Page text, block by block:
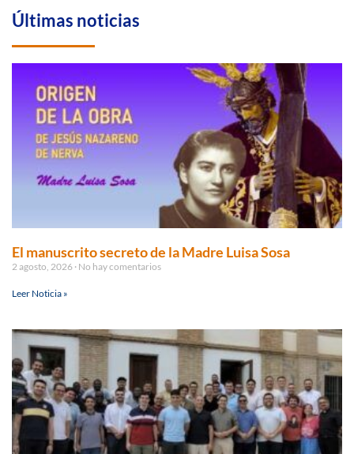
Últimas noticias
El manuscrito secreto de la Madre Luisa Sosa
2 agosto, 2026 No hay comentarios
Leer Noticia »